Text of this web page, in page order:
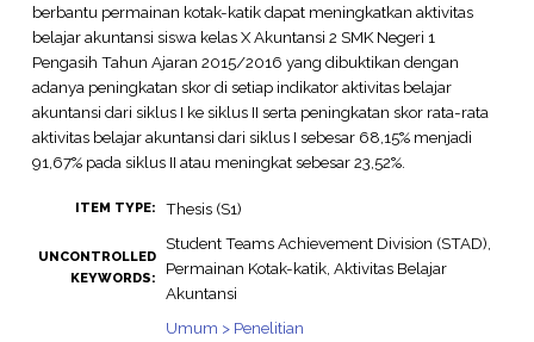
berbantu permainan kotak-katik dapat meningkatkan aktivitas
belajar akuntansi siswa kelas X Akuntansi 2 SMK Negeri 1
Pengasih Tahun Ajaran 2015/2016 yang dibuktikan dengan
adanya peningkatan skor di setiap indikator aktivitas belajar
akuntansi dari siklus I ke siklus II serta peningkatan skor rata-rata
aktivitas belajar akuntansi dari siklus I sebesar 68,15% menjadi
91,67% pada siklus II atau meningkat sebesar 23,52%.
ITEM TYPE: Thesis (S1)
UNCONTROLLED
KEYWORDS:
Student Teams Achievement Division (STAD),
Permainan Kotak-katik, Aktivitas Belajar
Akuntansi
Umum > Penelitian